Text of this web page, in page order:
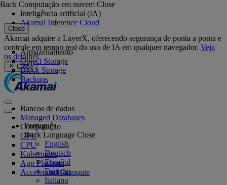
Close
Akamai adquire a LayerX, oferecendo segurança de ponta a ponta e
controle em tempo real do uso de IA em qualquer navegador. Veja
os detalhes
Close
Português
Back Language Close
English
Deutsch
Español
Français
Italiano
Back Computação em nuvem Close
Inteligência artificial (IA)
Akamai Inference Cloud
Armazenamento
Object Storage
Block Storage
Backups
Bancos de dados
Managed Databases
Computação
GPU
CPU
Kubernetes
App Platform
Accelerated Compute